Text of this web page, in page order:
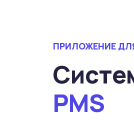
ПРИЛОЖЕНИЕ
PMS